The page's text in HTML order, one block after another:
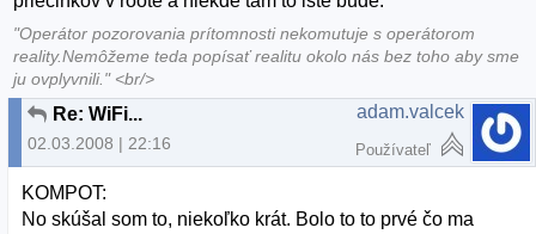
"Operátor pozorovania prítomnosti nekomutuje s operátorom
reality.Nemôžeme teda popísať realitu okolo nás bez toho aby sme
ju ovplyvnili." <br/>
Re: WiFi...
02.03.2008 | 22:16
adam.valcek
Používateľ
KOMPOT:
No skúšal som to, niekoľko krát. Bolo to to prvé čo ma